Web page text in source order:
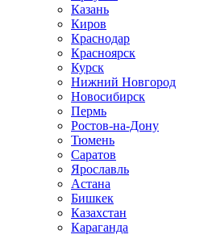
Казань
Киров
Краснодар
Красноярск
Курск
Нижний Новгород
Новосибирск
Пермь
Ростов-на-Дону
Тюмень
Саратов
Ярославль
Астана
Бишкек
Казахстан
Караганда